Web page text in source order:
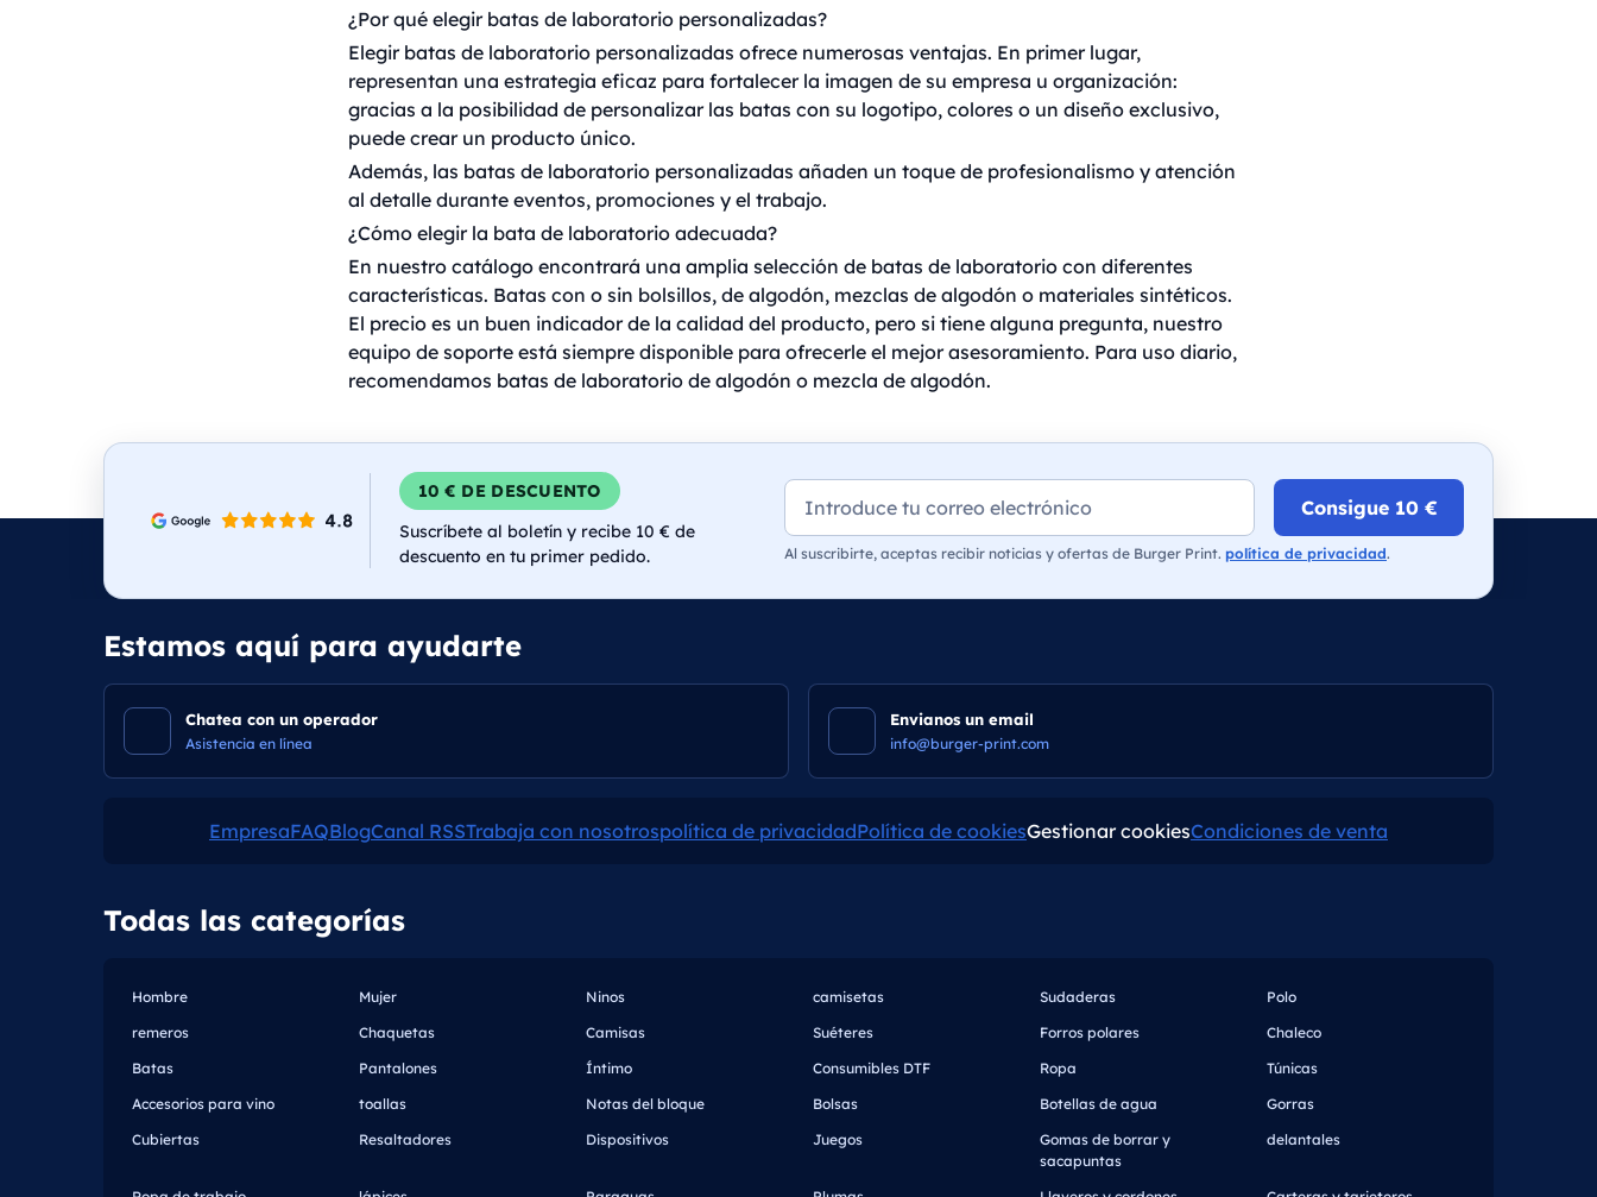
¿Por qué elegir batas de laboratorio personalizadas?
Elegir batas de laboratorio personalizadas ofrece numerosas ventajas. En primer lugar,
representan una estrategia eficaz para fortalecer la imagen de su empresa u organización:
gracias a la posibilidad de personalizar las batas con su logotipo, colores o un diseño exclusivo,
puede crear un producto único.
Además, las batas de laboratorio personalizadas añaden un toque de profesionalismo y atención
al detalle durante eventos, promociones y el trabajo.
¿Cómo elegir la bata de laboratorio adecuada?
En nuestro catálogo encontrará una amplia selección de batas de laboratorio con diferentes
características. Batas con o sin bolsillos, de algodón, mezclas de algodón o materiales sintéticos.
El precio es un buen indicador de la calidad del producto, pero si tiene alguna pregunta, nuestro
equipo de soporte está siempre disponible para ofrecerle el mejor asesoramiento. Para uso diario,
recomendamos batas de laboratorio de algodón o mezcla de algodón.
10 € DE DESCUENTO
Suscríbete al boletín y recibe 10 € de
descuento en tu primer pedido.
Correo electrónico
Consigue 10 €
Al suscribirte, aceptas recibir noticias y ofertas de Burger Print. política de privacidad.
Estamos aquí para ayudarte
Chatea con un operador
Asistencia en línea
Envianos un email
info@burger-print.com
EmpresaFAQBlogCanal RSSTrabaja con nosotrospolítica de privacidadPolítica de cookiesGestionar cookiesCondiciones de venta
Todas las categorías
Hombre Mujer Ninos camisetas Sudaderas
Polo
remeros
Chaquetas Camisas Suéteres Forros polares
Chaleco
Batas
Pantalones Íntimo Consumibles DTF Ropa
Túnicas
Accesorios para vino
toallas Notas del bloque Bolsas Botellas de agua
Gorras
Cubiertas
Resaltadores Dispositivos Juegos
Gomas de borrar y
sacapuntas
delantales